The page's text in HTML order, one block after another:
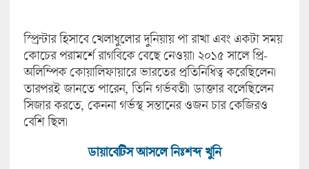
স্প্রিন্টার হিসাবে খেলাধুলোর দুনিয়ায় পা রাখা এবং একটা সময়
কোচের পরামর্শে রাগবিকে বেছে নেওয়া। ২০১৫ সালে প্রি-
অলিম্পিক কোয়ালিফায়ারে ভারতের প্রতিনিধিত্ব করেছিলেন।
তারপরই জানতে পারেন, তিনি গর্ভবতী। ডাক্তার বলেছিলেন
সিজার করতে, কেননা গর্ভস্থ সন্তানের ওজন চার কেজিরও
বেশি ছিল।
ডায়াবেটিস আসলে নিঃশব্দ খুনি